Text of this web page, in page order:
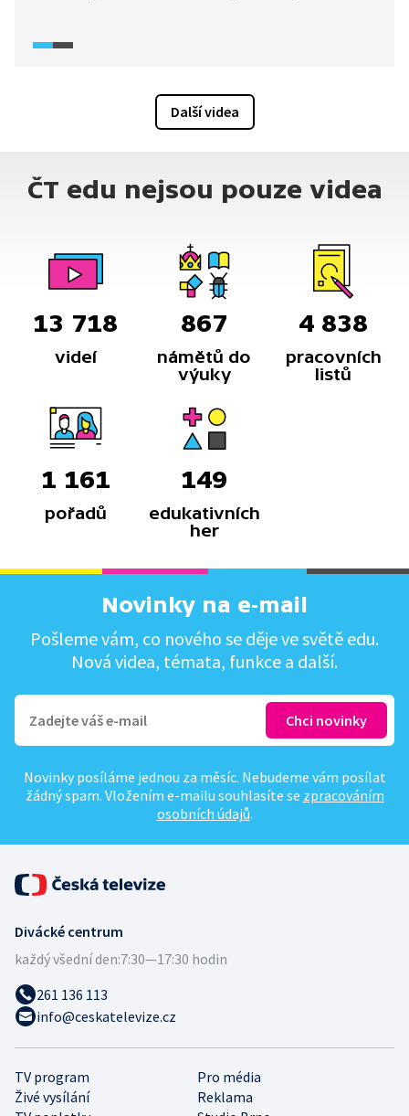
i botanici. Jakou rostlinu najdete v rámci Čech jenom
Další videa
ČT edu nejsou pouze videa
13 718
videí
867
námětů do
výuky
4 838
pracovních
listů
1 161
pořadů
149
edukativních
her
Novinky na e-mail
Pošleme vám, co nového se děje ve světě edu.
Nová videa, témata, funkce a další.
Novinky posíláme jednou za měsíc. Nebudeme vám posílat
žádný spam. Vložením e-mailu souhlasíte se zpracováním
osobních údajů.